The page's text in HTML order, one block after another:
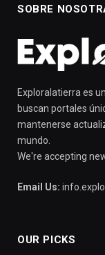
SOBRE
Exploralatierra es
buscan portales
mantenerse
mundo.
We're accepting
Email Us:
OUR PICKS